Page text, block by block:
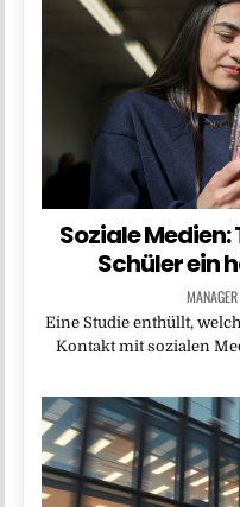
Soziale
Schüler ein
MANAGER
Eine Studie enthüllt,
Kontakt mit sozialen